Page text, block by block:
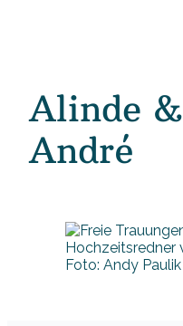
Alinde &
André
Foto: Andy Paulik